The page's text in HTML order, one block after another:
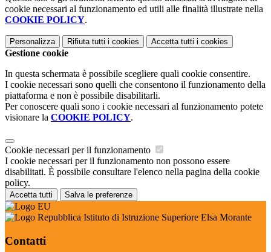
cookie necessari al funzionamento ed utili alle finalità illustrate nella
COOKIE POLICY.
Personalizza Rifiuta tutti i cookies Accetta tutti i cookies
Gestione cookie
In questa schermata è possibile scegliere quali cookie consentire.
I cookie necessari sono quelli che consentono il funzionamento della
piattaforma e non è possibile disabilitarli.
Per conoscere quali sono i cookie necessari al funzionamento potete
visionare la COOKIE POLICY.
Cookie necessari per il funzionamento
I cookie necessari per il funzionamento non possono essere
disabilitati. È possibile consultare l'elenco nella pagina della cookie
policy.
Accetta tutti Salva le preferenze
Istituto di Istruzione Superiore Elsa Morante
Contatti